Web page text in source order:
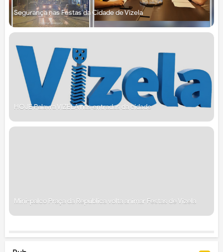
Segurança nas Festas da Cidade de Vizela
HOJE Palavra VIZELA nas entradas da cidade
Mini-palco Praça da República volta animar Festas de Vizela